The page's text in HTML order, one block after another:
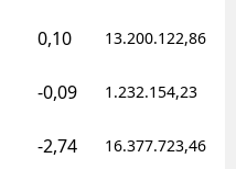
0,10 13.200.122,86
-0,09 1.232.154,23
-2,74 16.377.723,46